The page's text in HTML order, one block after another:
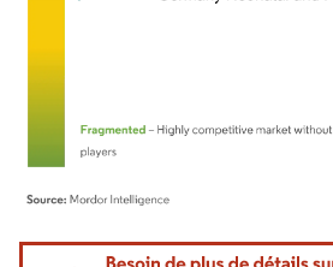
Image © Mordor Intelligence. La réutilisation